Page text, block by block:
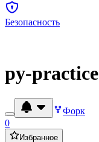
Безопасность
py-practice
Форк
0
Избранное